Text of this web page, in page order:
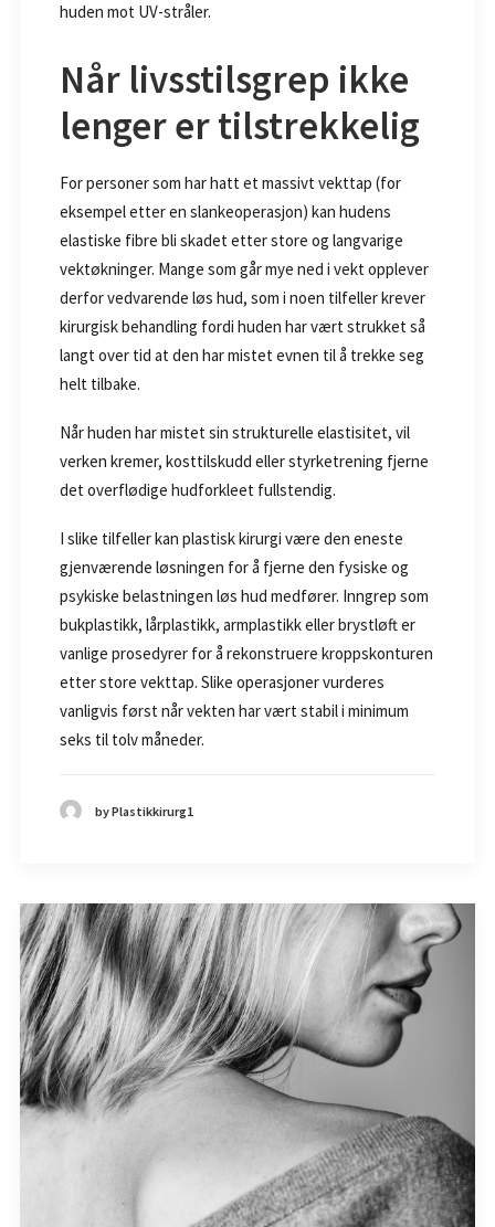
huden mot UV-stråler.
Når livsstilsgrep ikke
lenger er tilstrekkelig
For personer som har hatt et massivt vekttap (for
eksempel etter en slankeoperasjon) kan hudens
elastiske fibre bli skadet etter store og langvarige
vektøkninger. Mange som går mye ned i vekt opplever
derfor vedvarende løs hud, som i noen tilfeller krever
kirurgisk behandling fordi huden har vært strukket så
langt over tid at den har mistet evnen til å trekke seg
helt tilbake.
Når huden har mistet sin strukturelle elastisitet, vil
verken kremer, kosttilskudd eller styrketrening fjerne
det overflødige hudforkleet fullstendig.
I slike tilfeller kan plastisk kirurgi være den eneste
gjenværende løsningen for å fjerne den fysiske og
psykiske belastningen løs hud medfører. Inngrep som
bukplastikk, lårplastikk, armplastikk eller brystløft er
vanlige prosedyrer for å rekonstruere kroppskonturen
etter store vekttap. Slike operasjoner vurderes
vanligvis først når vekten har vært stabil i minimum
seks til tolv måneder.
by Plastikkirurg1